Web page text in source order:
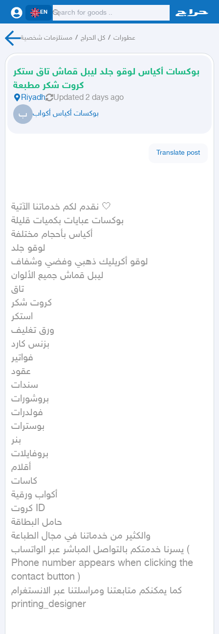
EN
مستلزمات شخصية / كل الحراج / عطورات
بوكسات أكياس لوقو جلد ليبل قماش تاق ستكر
كروت شكر مطبعة
Riyadh Updated 2 days ago
ب بوكسات أكياس أكواب
Translate post
نقدم لكم خدماتنا الآتية 🤍
بوكسات عبايات بكميات قليلة
أكياس بأحجام مختلفة
لوقو جلد
لوقو أكريليك ذهبي وفضي وشفاف
ليبل قماش جميع الألوان
تاق
كروت شكر
استكر
ورق تغليف
بزنس كارد
فواتير
عقود
سندات
بروشورات
فولدرات
بوسترات
بنر
بروفايلات
أقلام
كاسات
أكواب ورقية
كروت ID
حامل البطاقة
والكثير من خدماتنا في مجال الطباعة
يسرنا خدمتكم بالتواصل المباشر عبر الواتساب (
Phone number appears when clicking the
contact button )
كما يمكنكم متابعتنا ومراسلتنا عبر الانستغرام
printing_designer